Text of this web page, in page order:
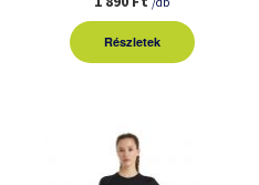
Részletek